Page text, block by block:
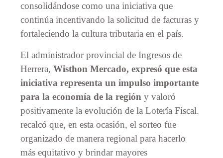
consolidándose como una iniciativa que
continúa incentivando la solicitud de facturas y
fortaleciendo la cultura tributaria en el país.
El administrador provincial de Ingresos de
Herrera, Wisthon Mercado, expresó que esta
iniciativa representa un impulso importante
para la economía de la región y valoró
positivamente la evolución de la Lotería Fiscal.
recalcó que, en esta ocasión, el sorteo fue
organizado de manera regional para hacerlo
más equitativo y brindar mayores